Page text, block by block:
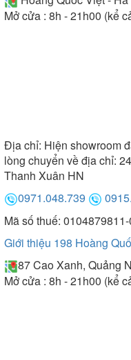
Mở cửa : 8h - 21h00 (kể
Địa chỉ: Hiện showroom
lòng chuyển về địa chỉ:
Thanh Xuân HN
0971.048.739
Mã số thuế:
Giới thiệu 198 Hoàng
87 Cao Xanh, Quảng
Mở cửa : 8h - 21h00 (kể